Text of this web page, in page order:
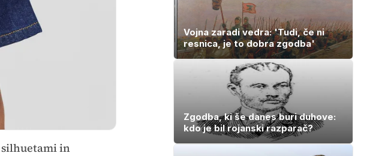
in
Vojna zaradi vedra: 'Tudi, če ni
resnica, je to dobra zgodba'
Zgodba, ki še danes buri duhove:
kdo je bil rojanski razparač?